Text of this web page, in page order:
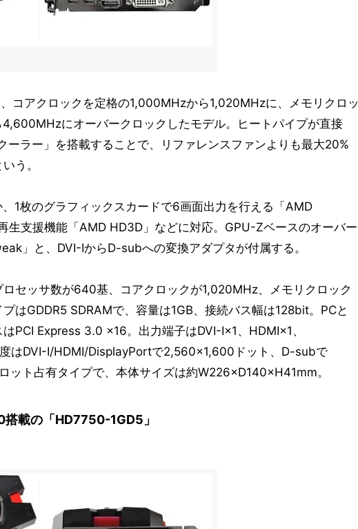
コアクロックを定格の1,000MHzから1,020MHzに、メモリクロッ
にオーバークロックしたモデル。ヒートパイプが直接
ーラー」を搭載することで、リファレンスファンよりも最大20%
う。
1枚のグラフィックスカードで6画面出力を行える「AMD
生支援機能「AMD HD3D」などに対応。GPU-Zベースのオーバー
」と、DVI-IからD-subへの変換アダプタが付属する。
セッサ数が640基、コアクロックが1,020MHz、メモリクロック
はGDDR5 SDRAMで、容量は1GB、接続バス幅は128bit。PCと
PCI Express 3.0 x16。出力端子はDVI-I×1、HDMI×1、
はDVI-I/HDMI/DisplayPortで2,560×1,600ドット、D-subで
ット占有タイプで、本体サイズは約W226×D140×H41mm。
載の「HD7750-1GD5」